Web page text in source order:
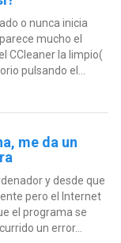
o nunca inicia
mucho el
CCleaner la limpio(
pulsando el...
me da un
y desde que
pero el Internet
el programa se
un error...